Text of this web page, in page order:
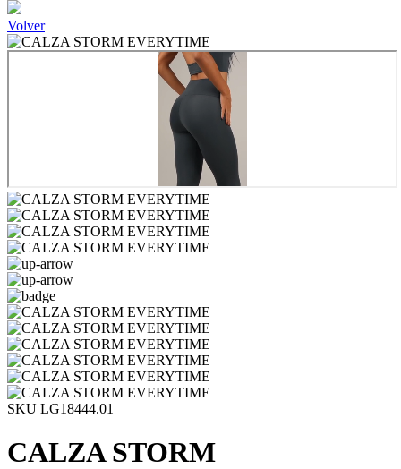
Volver
SKU LG18444.01
CALZA STORM